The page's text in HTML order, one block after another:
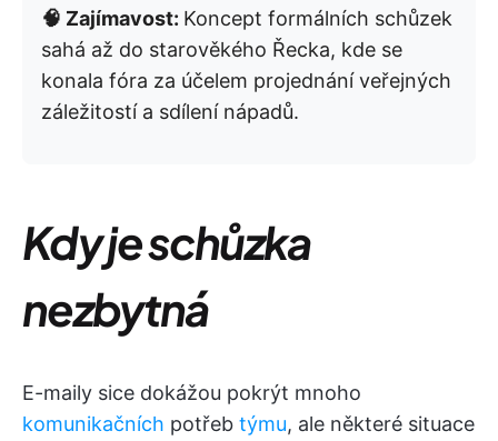
🧠 Zajímavost: Koncept formálních schůzek
sahá až do starověkého Řecka, kde se
konala fóra za účelem projednání veřejných
záležitostí a sdílení nápadů.
Kdy je schůzka
nezbytná
E-maily sice dokážou pokrýt mnoho
komunikačních potřeb týmu, ale některé situace